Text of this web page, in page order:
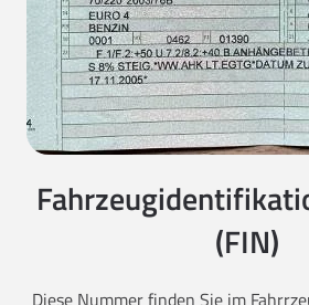
(FIN)
Diese Nummer finden Sie im